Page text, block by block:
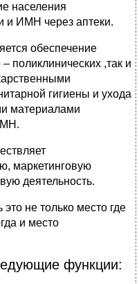
населения
и ИМН через аптеки.
обеспечение
поликлинических ,так и
гигиены и ухода
материалами
маркетинговую
деятельность.
не только место где
и место
функции: